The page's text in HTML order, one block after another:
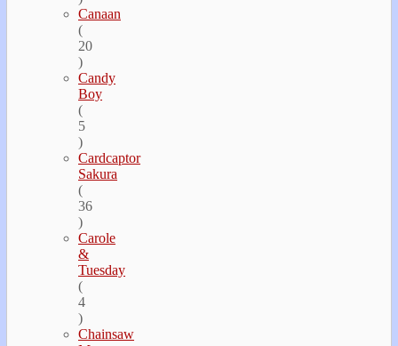
Canaan
(
20
)
Candy
Boy
(
5
)
Cardcaptor
Sakura
(
36
)
Carole
&
Tuesday
(
4
)
Chainsaw